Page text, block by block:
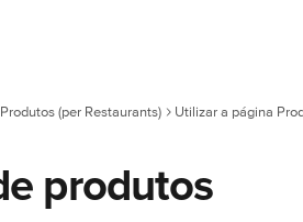
Produtos (per Restaurants)
Utilizar a página
produtos